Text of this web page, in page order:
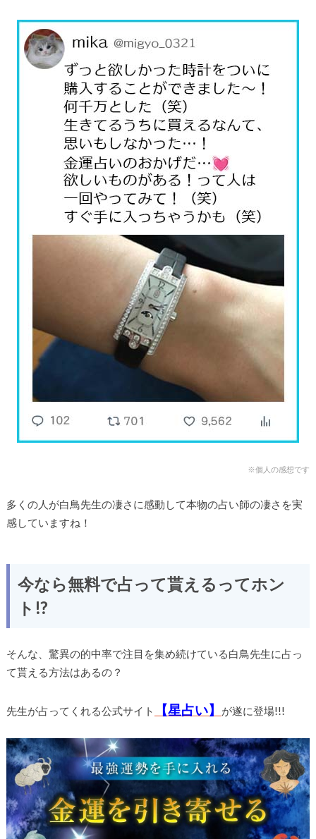
※個人の感想です
多くの人が白鳥先生の凄さに感動して本物の占い師の凄さを実
感していますね！
今なら無料で占って貰えるってホン
ト!?
そんな、 驚異の的中率で注目を集め続けている白鳥先生に占っ
て貰える方法はあるの？
先生が占ってくれる公式サイト 【星占い】 が遂に登場!!!